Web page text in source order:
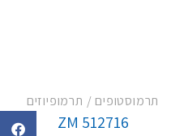
תרמוסטופים / תרמופיוזים
ZM 512716